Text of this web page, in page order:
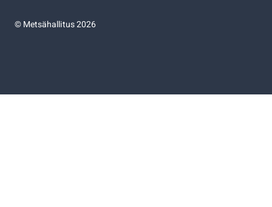
©Metsähallitus 2026